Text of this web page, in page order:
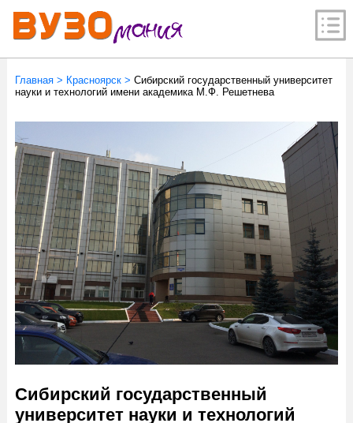
Главная> Красноярск> Сибирский государственный университет
науки и технологий имени академика М.Ф. Решетнева
Сибирский государственный
университет науки и технологий